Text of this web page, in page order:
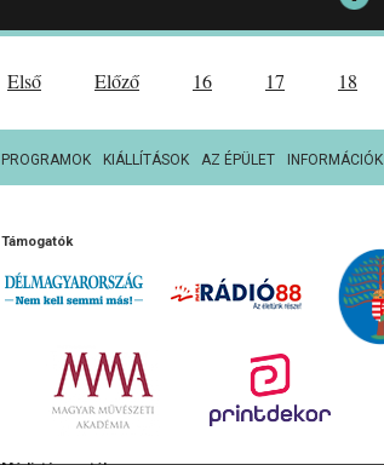
Első Előző 16 17 18
PROGRAMOK KIÁLLÍTÁSOK AZ ÉPÜLET INFORMÁCIÓK
Támogatók